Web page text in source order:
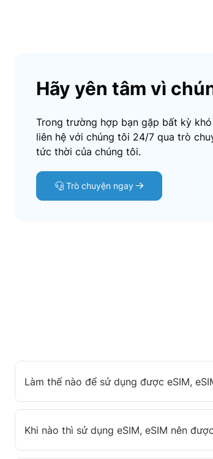
Hãy yên tâm vì
Trong trường hợp bạn gặp bất kỳ
liên hệ với chúng tôi 24/7 qua trò
tức thời của chúng tôi.
Trò chuyện ngay
Làm thế nào để sử dụng được eSIM,
Khi nào thì sử dụng eSIM, eSIM nên